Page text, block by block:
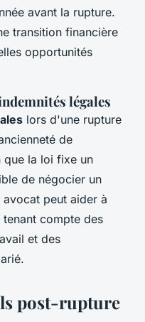
avant la rupture.
transition financière
opportunités
légales
lors d'une rupture
de
que la loi fixe un
de négocier un
peut aider à
compte des
et des
post-rupture